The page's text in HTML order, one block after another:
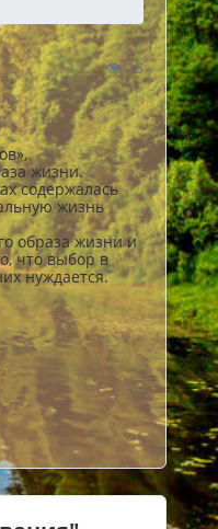
13
жизни.
содержалась
жизнь
образа жизни и
что выбор в
нуждается.